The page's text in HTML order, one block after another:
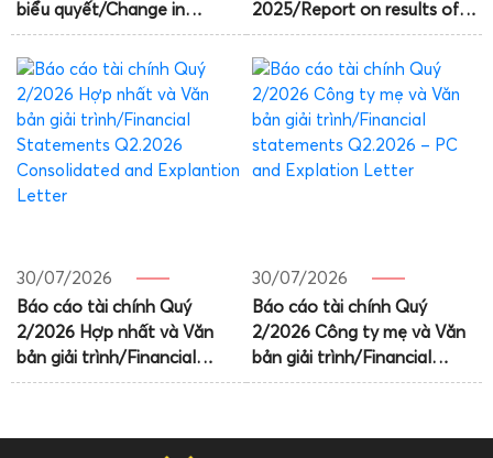
biểu quyết/Change in
number of shares with
voting rights
2025/Report on results of
the share issuance to pay
dividends for 2025
30/07/2026
Báo cáo tài chính Quý
2/2026 Hợp nhất và Văn
bản giải trình/Financial
Statements Q2.2026
Explantion Letter
30/07/2026
Báo cáo tài chính Quý
2/2026 Công ty mẹ và Văn
bản giải trình/Financial
statements Q2.2026 – PC